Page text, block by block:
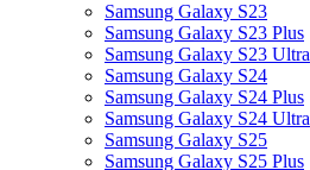
Samsung Galaxy S23
Samsung Galaxy S23 Plus
Samsung Galaxy S23 Ultra
Samsung Galaxy S24
Samsung Galaxy S24 Plus
Samsung Galaxy S24 Ultra
Samsung Galaxy S25
Samsung Galaxy S25 Plus